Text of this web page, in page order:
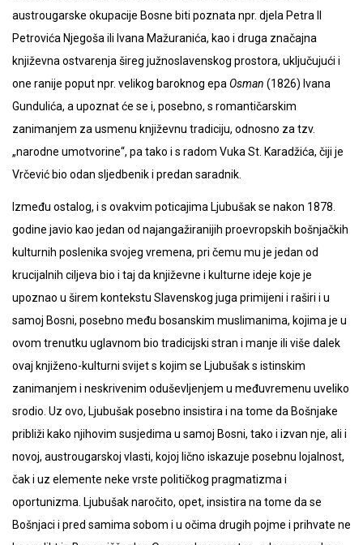
austrougarske okupacije Bosne biti poznata npr. djela Petra II
Petrovića Njegoša ili Ivana Mažuranića, kao i druga značajna
književna ostvarenja šireg južnoslavenskog prostora, uključujući i
one ranije poput npr. velikog baroknog epa Osman (1826) Ivana
Gundulića, a upoznat će se i, posebno, s romantičarskim
zanimanjem za usmenu književnu tradiciju, odnosno za tzv.
„narodne umotvorine“, pa tako i s radom Vuka St. Karadžića, čiji je
Vrčević bio odan sljedbenik i predan saradnik.
Između ostalog, i s ovakvim poticajima Ljubušak se nakon 1878.
godine javio kao jedan od najangažiranijih proevropskih bošnjačkih
kulturnih poslenika svojeg vremena, pri čemu mu je jedan od
krucijalnih ciljeva bio i taj da književne i kulturne ideje koje je
upoznao u širem kontekstu Slavenskog juga primijeni i raširi i u
samoj Bosni, posebno među bosanskim muslimanima, kojima je u
ovom trenutku uglavnom bio tradicijski stran i manje ili više dalek
ovaj knjiženo-kulturni svijet s kojim se Ljubušak s istinskim
zanimanjem i neskrivenim oduševljenjem u međuvremenu uveliko
srodio. Uz ovo, Ljubušak posebno insistira i na tome da Bošnjake
približi kako njihovim susjedima u samoj Bosni, tako i izvan nje, ali i
novoj, austrougarskoj vlasti, kojoj lično iskazuje posebnu lojalnost,
čak i uz elemente neke vrste političkog pragmatizma i
oportunizma. Ljubušak naročito, opet, insistira na tome da se
Bošnjaci i pred samima sobom i u očima drugih pojme i prihvate ne